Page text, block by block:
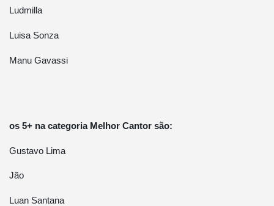
Ludmilla
Luisa Sonza
Manu Gavassi
os 5+ na categoria Melhor Cantor são:
Gustavo Lima
Jão
Luan Santana